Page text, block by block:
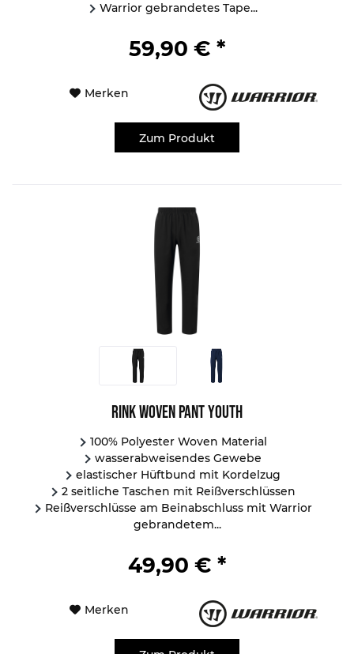
Warrior gebrandetes Tape...
59,90 € *
Merken
Zum Produkt
Rink Woven Pant Youth
100% Polyester Woven Material
wasserabweisendes Gewebe
elastischer Hüftbund mit Kordelzug
2 seitliche Taschen mit Reißverschlüssen
Reißverschlüsse am Beinabschluss mit Warrior
gebrandetem...
49,90 € *
Merken